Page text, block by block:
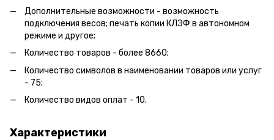
Дополнительные возможности - возможность
подключения весов; печать копии КЛЭФ в автономном
режиме и другое;
Количество товаров - более 8660;
Количество символов в наименовании товаров или услуг
- 75;
Количество видов оплат - 10.
Характеристики